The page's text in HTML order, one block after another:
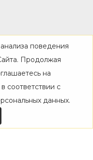
поведения
Продолжая
на
соответствии с
данных.